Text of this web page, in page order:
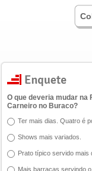
O que deveria mudar na
Carneiro no Buraco?
Ter mais dias. Quatro é
Shows mais variados.
Prato típico servido mais
Mais barracas servindo o